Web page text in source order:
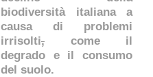
biodiversità italiana a
causa di problemi
irrisolti, come il
degrado e il consumo
del suolo.